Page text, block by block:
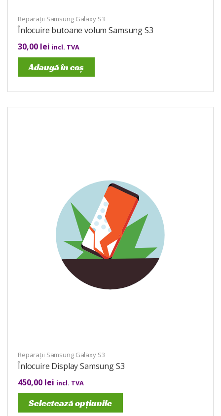
Reparații Samsung Galaxy S3
Înlocuire butoane volum Samsung S3
30,00 lei incl. TVA
Adaugă în coș
Reparații Samsung Galaxy S3
Înlocuire Display Samsung S3
450,00 lei incl. TVA
Selectează opțiunile